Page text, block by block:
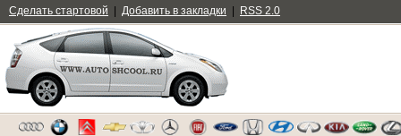
Сделать стартовой Добавить в закладки RSS 2.0